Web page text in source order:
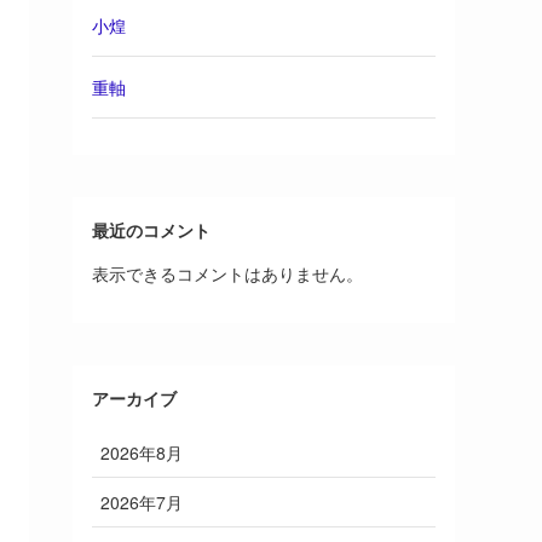
小煌
重軸
最近のコメント
表示できるコメントはありません。
アーカイブ
2026年8月
2026年7月